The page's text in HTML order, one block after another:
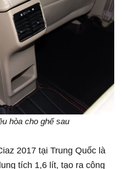
hòa cho ghế sau
2017 tại Trung Quốc là
tích 1,6 lít, tạo ra công